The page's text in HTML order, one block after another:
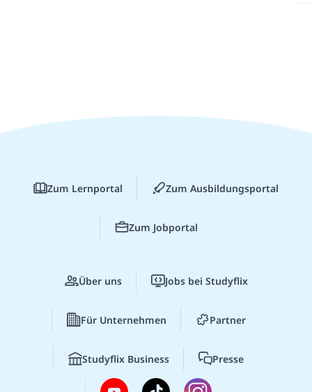
Zum Lernportal Zum Ausbildungsportal
Zum Jobportal
Über uns Jobs bei Studyflix
Für Unternehmen Partner
Studyflix Business Presse